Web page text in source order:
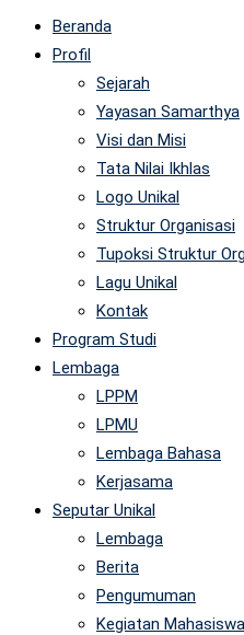
Beranda
Profil
Sejarah
Yayasan Samarthya
Visi dan Misi
Tata Nilai Ikhlas
Logo Unikal
Struktur Organisasi
Tupoksi Struktur
Lagu Unikal
Kontak
Program Studi
Lembaga
LPPM
LPMU
Lembaga Bahasa
Kerjasama
Seputar Unikal
Lembaga
Berita
Pengumuman
Kegiatan Mahasiswa